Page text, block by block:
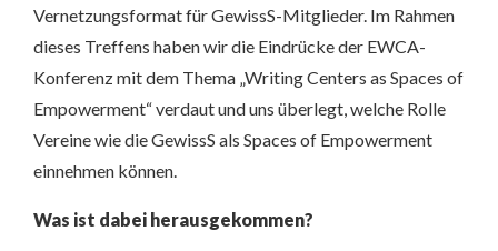
Vernetzungsformat für GewissS-Mitglieder. Im Rahmen
dieses Treffens haben wir die Eindrücke der EWCA-
Konferenz mit dem Thema „Writing Centers as Spaces of
Empowerment“ verdaut und uns überlegt, welche Rolle
Vereine wie die GewissS als Spaces of Empowerment
einnehmen können.
Was ist dabei herausgekommen?